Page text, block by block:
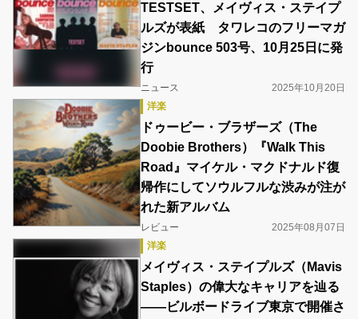
TESTSET、メイヴィス・ステイプ
ルズが表紙 タワレコのフリーマガ
ジンbounce 503号、10月25日に発
行
ニュース
2025年10月20日
洋楽
ドゥービー・ブラザーズ（The
Doobie Brothers）『Walk This
Road』マイケル・マクドナルド復
帰作にしてソウルフルな渋みが注が
れた新アルバム
レビュー
2025年08月07日
洋楽
メイヴィス・ステイプルズ（Mavis
Staples）の偉大なキャリアを辿る
――ビルボードライブ東京で開催さ